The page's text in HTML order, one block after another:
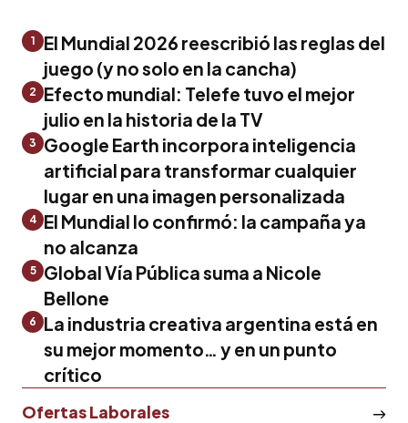
1
El Mundial 2026 reescribió las reglas del
juego (y no solo en la cancha)
2
Efecto mundial: Telefe tuvo el mejor
julio en la historia de la TV
3
Google Earth incorpora inteligencia
artificial para transformar cualquier
lugar en una imagen personalizada
4 El Mundial lo confirmó: la campaña ya
no alcanza
5
Global Vía Pública suma a Nicole
Bellone
6
La industria creativa argentina está en
su mejor momento… y en un punto
crítico
Ofertas Laborales